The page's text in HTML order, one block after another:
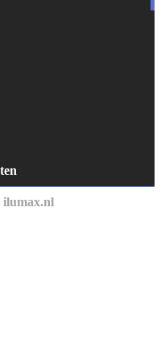
ilumax.nl